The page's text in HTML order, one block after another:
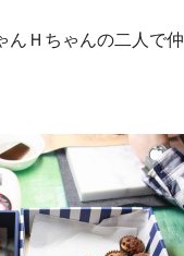
r
Ｈちゃんの二人で仲